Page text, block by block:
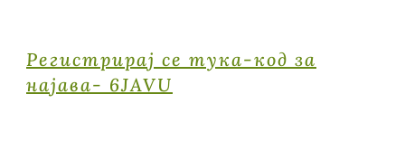
Регистрирај се тука-код за
најава- 6JAVU